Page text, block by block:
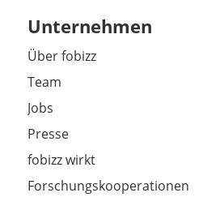
Unternehmen
Über fobizz
Team
Jobs
Presse
fobizz wirkt
Forschungskooperationen